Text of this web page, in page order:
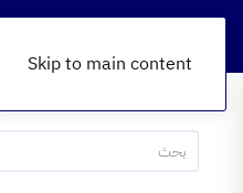
Skip to main content